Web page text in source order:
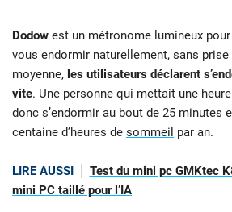
Dodow est un métronome lumineux
vous endormir naturellement, sans prise
moyenne, les utilisateurs déclarent
vite. Une personne qui mettait une
donc s’endormir au bout de 25 minutes
centaine d’heures de sommeil par an.
LIRE AUSSI
Test du mini pc GMKtec
mini PC taillé pour l’IA